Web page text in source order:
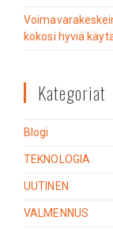
kokosi hyviä
Kategoriat
Blogi
TEKNOLOGIA
UUTINEN
VALMENNUS